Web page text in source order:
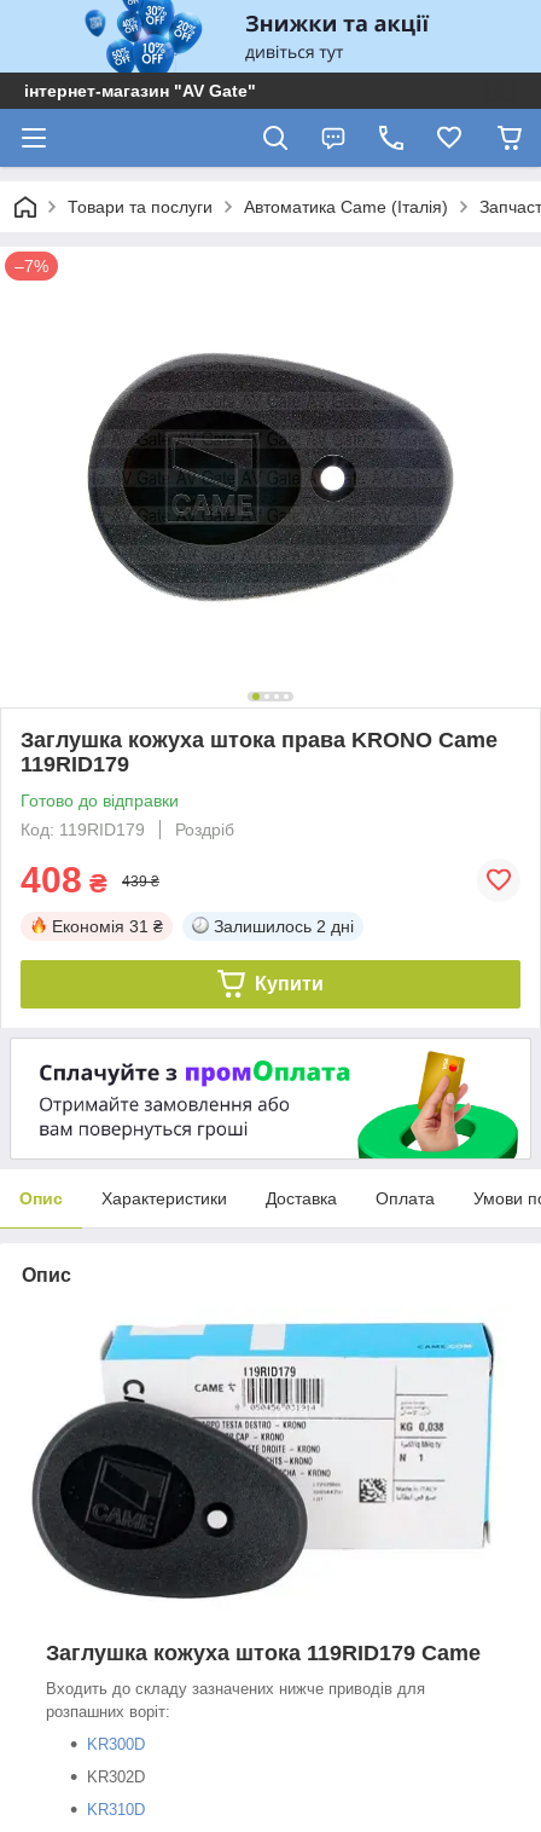
інтернет-магазин "AV Gate"
Товари та послуги Автоматика Came (Італія)
–7%
Заглушка кожуха штока права KRONO Came
119RID179
Готово до відправки
Код: 119RID179
Роздріб
408 ₴ 439 ₴
Економія 31 ₴ Залишилось 2 дні
Купити
Опис Характеристики Доставка Оплата Умови
Опис
Заглушка кожуха штока 119RID179 Came
Входить до складу зазначених нижче приводів для
розпашних воріт:
KR300D
KR302D
KR310D